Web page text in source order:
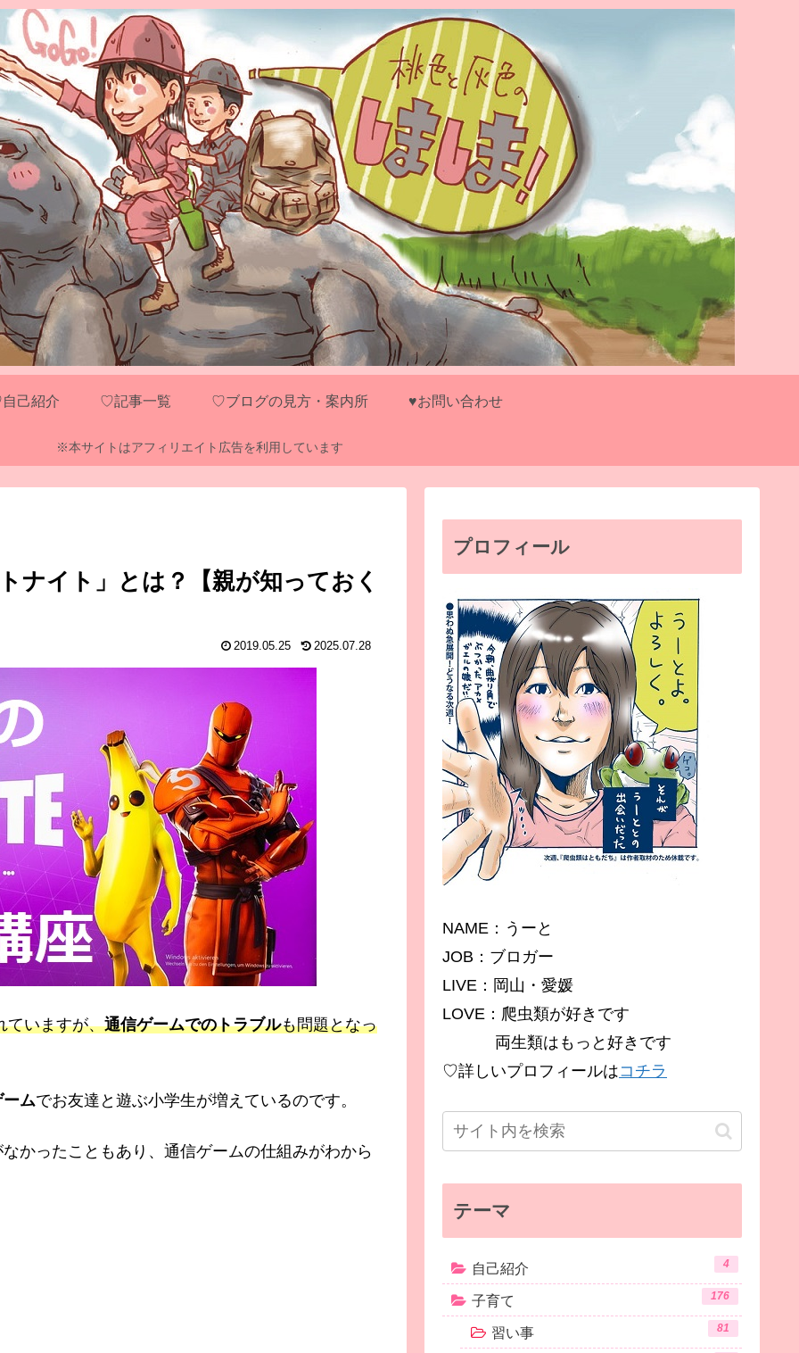
己紹介 ♡記事一覧 ♡ブログの見方・案内所 ♥お問い合わせ
※本サイトはアフィリエイト広告を利用しています
ナイト」とは？【親が知っておく
2019.05.25 2025.07.28
ていますが、通信ゲームでのトラブルも問題となっ
ムでお友達と遊ぶ小学生が増えているのです。
かったこともあり、通信ゲームの仕組みがわから
プロフィール
NAME：うーと
JOB：ブロガー
LIVE：岡山・愛媛
LOVE：爬虫類が好きです
両生類はもっと好きです
♡詳しいプロフィールはコチラ
テーマ
自己紹介 4
子育て 176
習い事 81